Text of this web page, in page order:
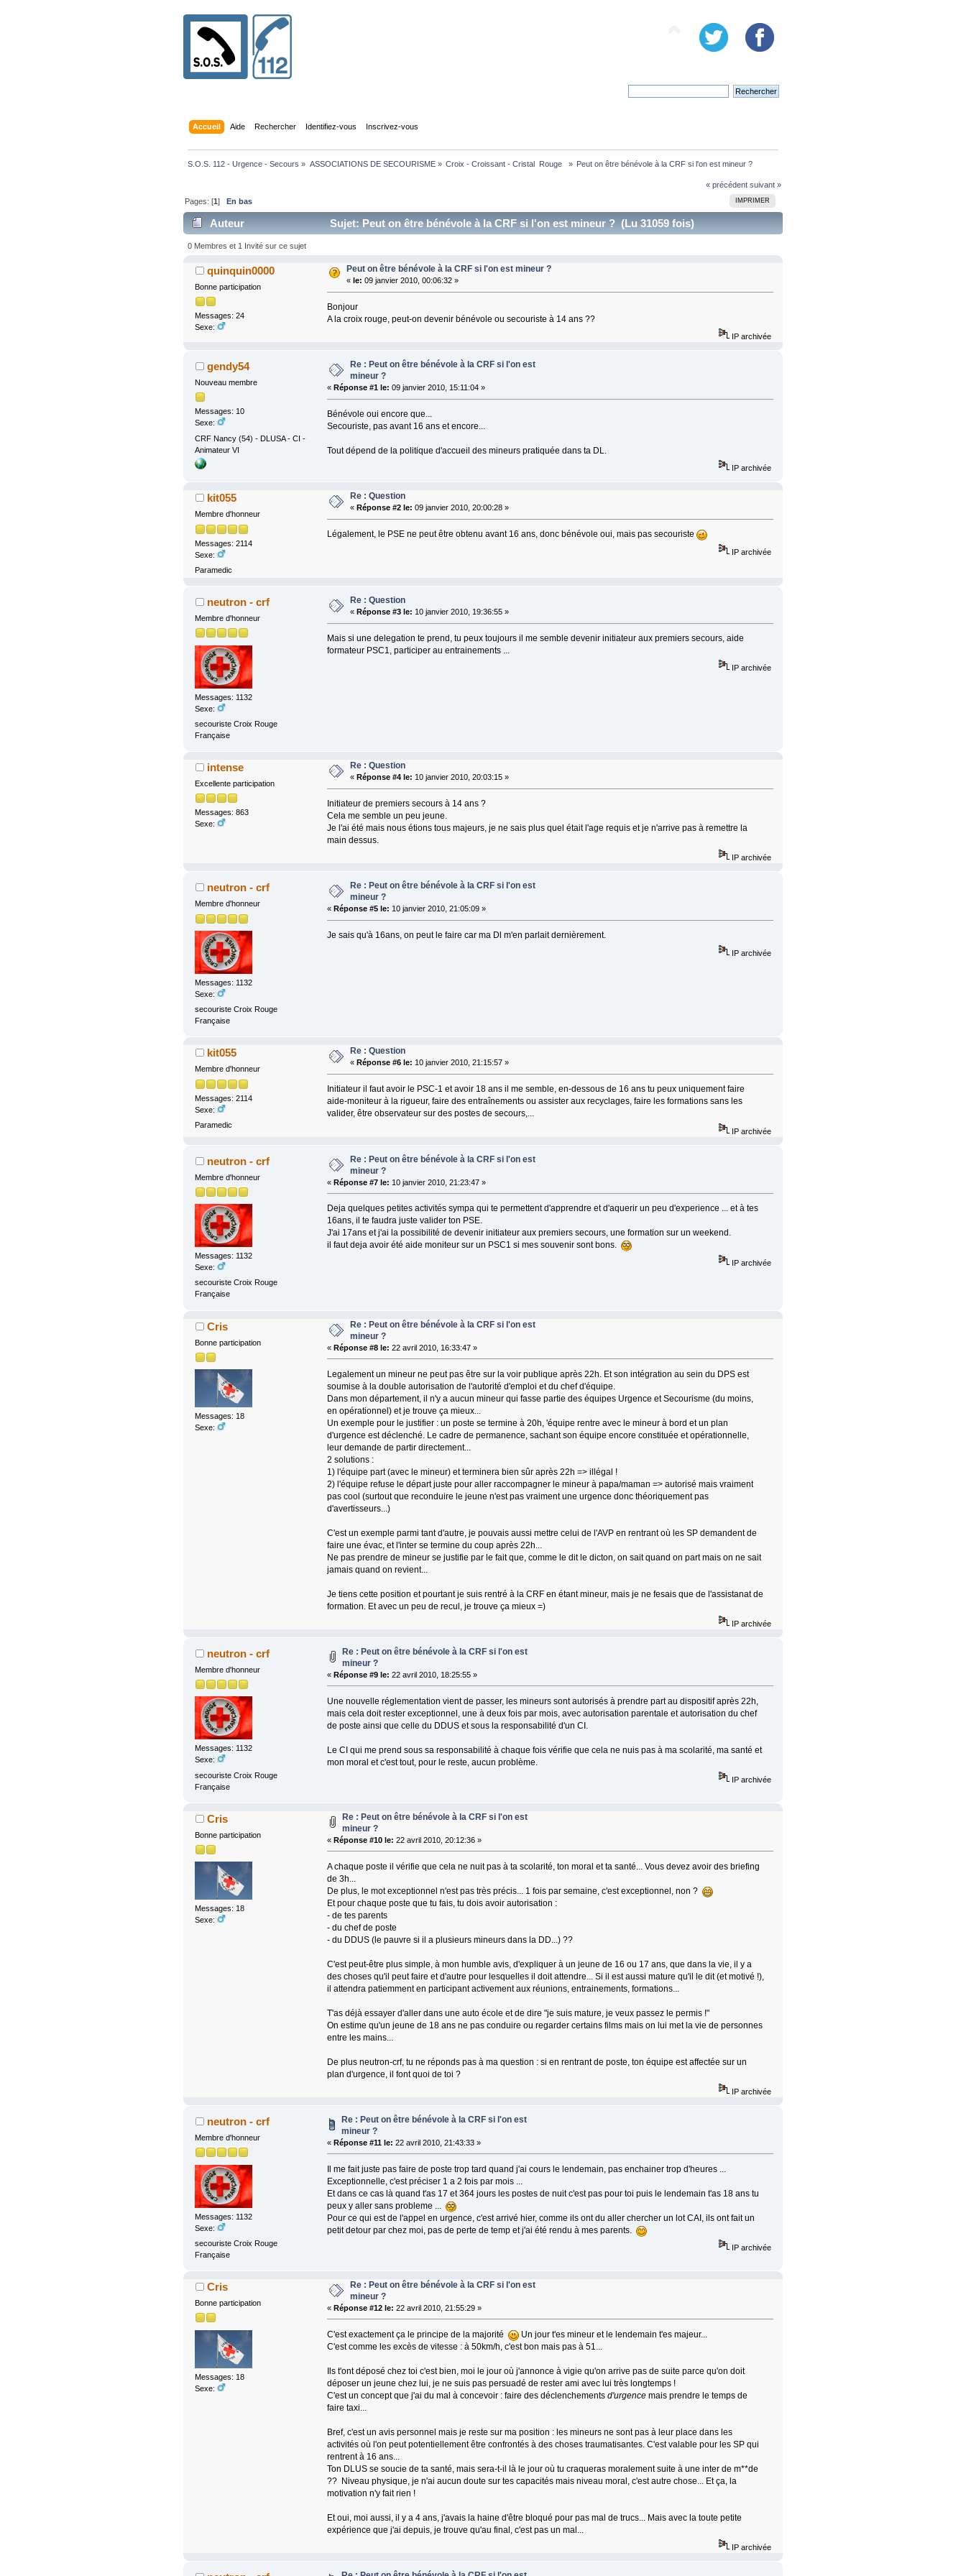
Accueil Aide Rechercher Identifiez-vous Inscrivez-vous
S.O.S. 112 - Urgence - Secours » ASSOCIATIONS DE SECOURISME» Croix - Croissant - Cristal  Rouge » Peut on être bénévole à la CRF si l'on est mineur ?
« précédent suivant »
IMPRIMER
Pages: [1]En bas
Auteur Sujet: Peut on être bénévole à la CRF si l'on est mineur ? (Lu 31059 fois)
0 Membres et 1 Invité sur ce sujet
quinquin0000
Bonne participation
Messages: 24
Sexe:
Peut on être bénévole à la CRF si l'on est mineur ?
«le: 09 janvier 2010, 00:06:32 »
Bonjour
A la croix rouge, peut-on devenir bénévole ou secouriste à 14 ans ??
IP archivée
gendy54
Nouveau membre
Messages: 10
Sexe:
CRF Nancy (54) - DLUSA - CI -
Animateur VI
Re : Peut on être bénévole à la CRF si l'on est
mineur ?
« Réponse #1 le: 09 janvier 2010, 15:11:04 »
Bénévole oui encore que...
Secouriste, pas avant 16 ans et encore...
Tout dépend de la politique d'accueil des mineurs pratiquée dans ta DL.
IP archivée
kit055
Membre d'honneur
Messages: 2114
Sexe:
Paramedic
Re : Question
« Réponse #2 le: 09 janvier 2010, 20:00:28 »
Légalement, le PSE ne peut être obtenu avant 16 ans, donc bénévole oui, mais pas secouriste
IP archivée
neutron - crf
Membre d'honneur
Messages: 1132
Sexe:
secouriste Croix Rouge
Française
Re : Question
«Réponse #3 le: 10 janvier 2010, 19:36:55 »
Mais si une delegation te prend, tu peux toujours il me semble devenir initiateur aux premiers secours, aide
formateur PSC1, participer au entrainements ...
IP archivée
intense
Excellente participation
Messages: 863
Sexe:
Re : Question
«Réponse #4 le: 10 janvier 2010, 20:03:15 »
Initiateur de premiers secours à 14 ans ?
Cela me semble un peu jeune.
Je l'ai été mais nous étions tous majeurs, je ne sais plus quel était l'age requis et je n'arrive pas à remettre la
main dessus.
IP archivée
neutron - crf
Membre d'honneur
Messages: 1132
Sexe:
secouriste Croix Rouge
Française
Re : Peut on être bénévole à la CRF si l'on est
mineur ?
« Réponse #5 le: 10 janvier 2010, 21:05:09 »
Je sais qu'à 16ans, on peut le faire car ma Dl m'en parlait dernièrement.
IP archivée
kit055
Membre d'honneur
Messages: 2114
Sexe:
Paramedic
Re : Question
« Réponse #6 le: 10 janvier 2010, 21:15:57 »
Initiateur il faut avoir le PSC-1 et avoir 18 ans il me semble, en-dessous de 16 ans tu peux uniquement faire
aide-moniteur à la rigueur, faire des entraînements ou assister aux recyclages, faire les formations sans les
valider, être observateur sur des postes de secours,...
IP archivée
neutron - crf
Membre d'honneur
Messages: 1132
Sexe:
secouriste Croix Rouge
Française
Re : Peut on être bénévole à la CRF si l'on est
mineur ?
« Réponse #7 le: 10 janvier 2010, 21:23:47 »
Deja quelques petites activités sympa qui te permettent d'apprendre et d'aquerir un peu d'experience ... et à tes
16ans, il te faudra juste valider ton PSE.
J'ai 17ans et j'ai la possibilité de devenir initiateur aux premiers secours, une formation sur un weekend.
il faut deja avoir été aide moniteur sur un PSC1 si mes souvenir sont bons.
IP archivée
Cris
Bonne participation
Messages: 18
Sexe:
Re : Peut on être bénévole à la CRF si l'on est
mineur ?
« Réponse #8 le: 22 avril 2010, 16:33:47 »
Legalement un mineur ne peut pas être sur la voir publique après 22h. Et son intégration au sein du DPS est
soumise à la double autorisation de l'autorité d'emploi et du chef d'équipe.
Dans mon département, il n'y a aucun mineur qui fasse partie des équipes Urgence et Secourisme (du moins,
en opérationnel) et je trouve ça mieux...
Un exemple pour le justifier : un poste se termine à 20h, 'équipe rentre avec le mineur à bord et un plan
d'urgence est déclenché. Le cadre de permanence, sachant son équipe encore constituée et opérationnelle,
leur demande de partir directement...
2 solutions :
1) l'équipe part (avec le mineur) et terminera bien sûr après 22h => illégal !
2) l'équipe refuse le départ juste pour aller raccompagner le mineur à papa/maman => autorisé mais vraiment
pas cool (surtout que reconduire le jeune n'est pas vraiment une urgence donc théoriquement pas
d'avertisseurs...)
C'est un exemple parmi tant d'autre, je pouvais aussi mettre celui de l'AVP en rentrant où les SP demandent de
faire une évac, et l'inter se termine du coup après 22h...
Ne pas prendre de mineur se justifie par le fait que, comme le dit le dicton, on sait quand on part mais on ne sait
jamais quand on revient...
Je tiens cette position et pourtant je suis rentré à la CRF en étant mineur, mais je ne fesais que de l'assistanat de
formation. Et avec un peu de recul, je trouve ça mieux =)
IP archivée
neutron - crf
Membre d'honneur
Messages: 1132
Sexe:
secouriste Croix Rouge
Française
Re : Peut on être bénévole à la CRF si l'on est
mineur ?
« Réponse #9 le: 22 avril 2010, 18:25:55 »
Une nouvelle réglementation vient de passer, les mineurs sont autorisés à prendre part au dispositif après 22h,
mais cela doit rester exceptionnel, une à deux fois par mois, avec autorisation parentale et autorisation du chef
de poste ainsi que celle du DDUS et sous la responsabilité d'un CI.
Le CI qui me prend sous sa responsabilité à chaque fois vérifie que cela ne nuis pas à ma scolarité, ma santé et
mon moral et c'est tout, pour le reste, aucun problème.
IP archivée
Cris
Bonne participation
Messages: 18
Sexe:
Re : Peut on être bénévole à la CRF si l'on est
mineur ?
« Réponse #10 le: 22 avril 2010, 20:12:36 »
A chaque poste il vérifie que cela ne nuit pas à ta scolarité, ton moral et ta santé... Vous devez avoir des briefing
de 3h...
De plus, le mot exceptionnel n'est pas très précis... 1 fois par semaine, c'est exceptionnel, non ?
Et pour chaque poste que tu fais, tu dois avoir autorisation :
- de tes parents
- du chef de poste
- du DDUS (le pauvre si il a plusieurs mineurs dans la DD...) ??
C'est peut-être plus simple, à mon humble avis, d'expliquer à un jeune de 16 ou 17 ans, que dans la vie, il y a
des choses qu'il peut faire et d'autre pour lesquelles il doit attendre... Si il est aussi mature qu'il le dit (et motivé !),
il attendra patiemment en participant activement aux réunions, entrainements, formations...
T'as déjà essayer d'aller dans une auto école et de dire "je suis mature, je veux passez le permis !"
On estime qu'un jeune de 18 ans ne pas conduire ou regarder certains films mais on lui met la vie de personnes
entre les mains...
De plus neutron-crf, tu ne réponds pas à ma question : si en rentrant de poste, ton équipe est affectée sur un
plan d'urgence, il font quoi de toi ?
IP archivée
neutron - crf
Membre d'honneur
Messages: 1132
Sexe:
secouriste Croix Rouge
Française
Re : Peut on être bénévole à la CRF si l'on est
mineur ?
« Réponse #11 le: 22 avril 2010, 21:43:33 »
Il me fait juste pas faire de poste trop tard quand j'ai cours le lendemain, pas enchainer trop d'heures ...
Exceptionnelle, c'est préciser 1 a 2 fois par mois ...
Et dans ce cas là quand t'as 17 et 364 jours les postes de nuit c'est pas pour toi puis le lendemain t'as 18 ans tu
peux y aller sans probleme ...
Pour ce qui est de l'appel en urgence, c'est arrivé hier, comme ils ont du aller chercher un lot CAI, ils ont fait un
petit detour par chez moi, pas de perte de temp et j'ai été rendu à mes parents.
IP archivée
Cris
Bonne participation
Messages: 18
Sexe:
Re : Peut on être bénévole à la CRF si l'on est
mineur ?
« Réponse #12 le: 22 avril 2010, 21:55:29 »
C'est exactement ça le principe de la majorité
Un jour t'es mineur et le lendemain t'es majeur...
C'est comme les excès de vitesse : à 50km/h, c'est bon mais pas à 51...
Ils t'ont déposé chez toi c'est bien, moi le jour où j'annonce à vigie qu'on arrive pas de suite parce qu'on doit
déposer un jeune chez lui, je ne suis pas persuadé de rester ami avec lui très longtemps !
C'est un concept que j'ai du mal à concevoir : faire des déclenchements d'urgencemais prendre le temps de
faire taxi...
Bref, c'est un avis personnel mais je reste sur ma position : les mineurs ne sont pas à leur place dans les
activités où l'on peut potentiellement être confrontés à des choses traumatisantes. C'est valable pour les SP qui
rentrent à 16 ans...
Ton DLUS se soucie de ta santé, mais sera-t-il là le jour où tu craqueras moralement suite à une inter de m**de
?? Niveau physique, je n'ai aucun doute sur tes capacités mais niveau moral, c'est autre chose... Et ça, la
motivation n'y fait rien !
Et oui, moi aussi, il y a 4 ans, j'avais la haine d'être bloqué pour pas mal de trucs... Mais avec la toute petite
expérience que j'ai depuis, je trouve qu'au final, c'est pas un mal...
IP archivée